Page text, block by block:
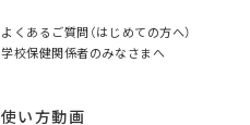
よくあるご質問（はじめての方へ）
学校保健関係者のみなさまへ
使い方動画